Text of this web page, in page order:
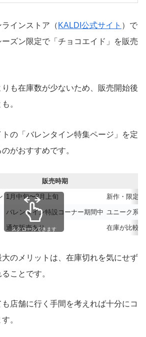
インストア（ KALDI公式サイト ）で
ズン限定で「チョコエイド」を販売
も在庫数が少ないため、販売開始後
。
の「バレンタイン特集ページ」を定
がおすすめです。
販売時期
1月中旬〜2月上旬 新作・限定
バレンタイン特設コーナー期間中 ユニーク系
通年販売あり 在庫が比較
スクロールできます
のメリットは、在庫切れを気にせず
ことです。
店舗に行く手間を考えれば十分にコ
。